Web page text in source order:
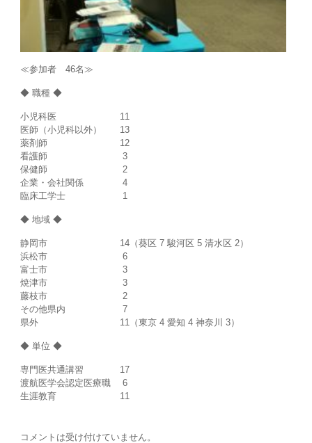
≪参加者 46名≫
◆ 職種 ◆
小児科医 11
医師（小児科以外） 13
薬剤師 12
看護師 3
保健師 2
企業・会社関係 4
臨床工学士 1
◆ 地域 ◆
静岡市 14（葵区 7 駿河区 5 清水区 2）
浜松市 6
富士市 3
焼津市 3
藤枝市 2
その他県内 7
県外 11（東京 4 愛知 4 神奈川 3）
◆ 単位 ◆
専門医共通講習 17
渡航医学会認定医療職 6
生涯教育 11
コメントは受け付けていません。